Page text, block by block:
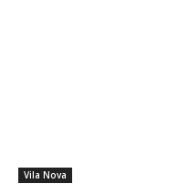
Vila Nova